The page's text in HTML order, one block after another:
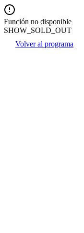
Función no disponible
SHOW_SOLD_OUT
Volver al programa